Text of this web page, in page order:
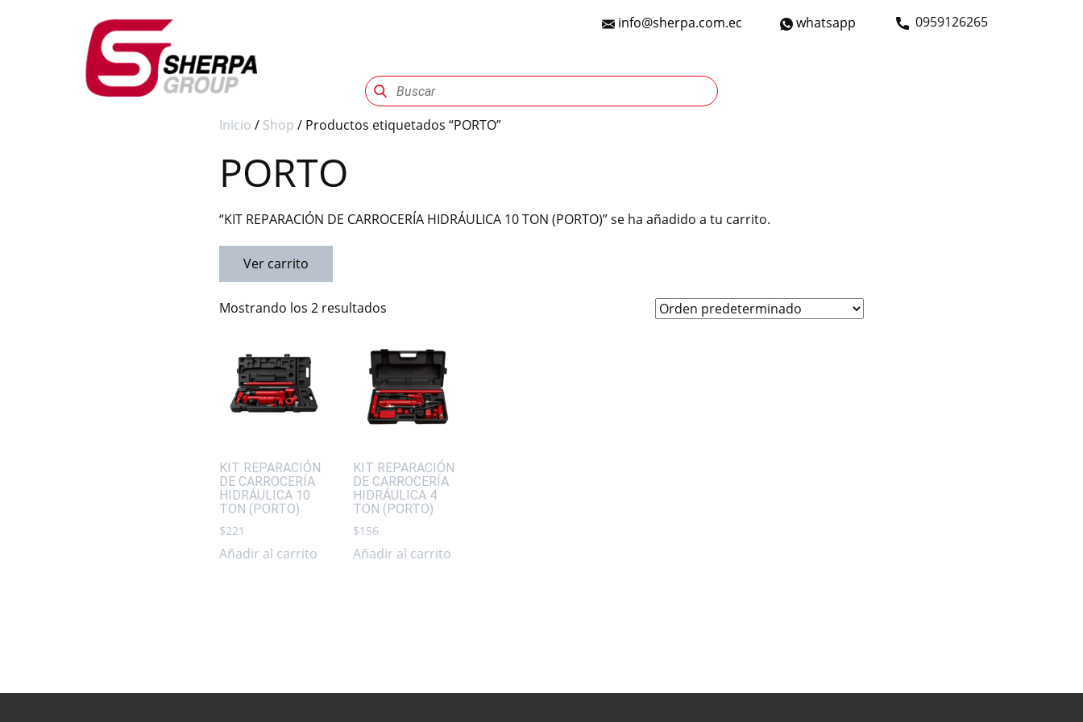
​0959126265
info@sherpa.com.ec
whatsapp
Inicio / Shop / Productos etiquetados “PORTO”
PORTO
“KIT REPARACIÓN DE CARROCERÍA HIDRÁULICA 10 TON (PORTO)” se ha añadido a tu carrito.
Ver carrito
Mostrando los 2 resultados
KIT REPARACIÓN
DE CARROCERÍA
HIDRÁULICA 10
TON (PORTO)
$221
Añadir al carrito
KIT REPARACIÓN
DE CARROCERÍA
HIDRÁULICA 4
TON (PORTO)
$156
Añadir al carrito